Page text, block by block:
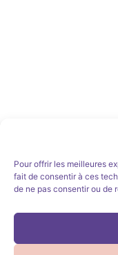
Pour offrir les meilleures
fait de consentir à ces
de ne pas consentir ou de